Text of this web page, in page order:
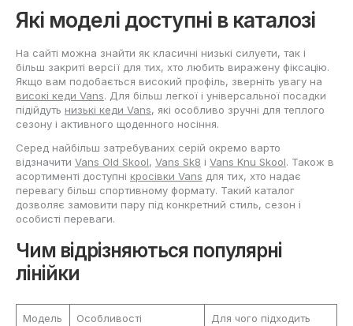
Які моделі доступні в каталозі
На сайті можна знайти як класичні низькі силуети, так і
більш закриті версії для тих, хто любить виражену фіксацію.
Якщо вам подобається високий профіль, зверніть увагу на
високі кеди Vans. Для більш легкої і універсальної посадки
підійдуть низькі кеди Vans, які особливо зручні для теплого
сезону і активного щоденного носіння.
Серед найбільш затребуваних серій окремо варто
відзначити Vans Old Skool, Vans Sk8 і Vans Knu Skool. Також в
асортименті доступні кросівки Vans для тих, хто надає
перевагу більш спортивному формату. Такий каталог
дозволяє замовити пару під конкретний стиль, сезон і
особисті переваги.
Чим відрізняються популярні
лінійки
Модель Особливості Для чого підходить